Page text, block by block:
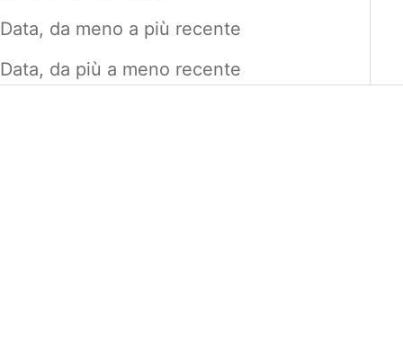
Data, da meno a più recente
Data, da più a meno recente